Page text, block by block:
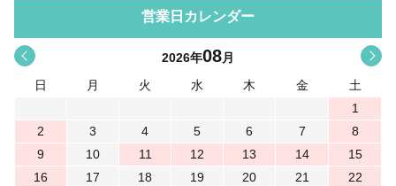
営業日カレンダー
< 2026年08月
日
月 火 水 木 金
土
1
2
3 4 5 6 7
8
9
10 11 12 13 14
15
16
17 18 19 20 21
22